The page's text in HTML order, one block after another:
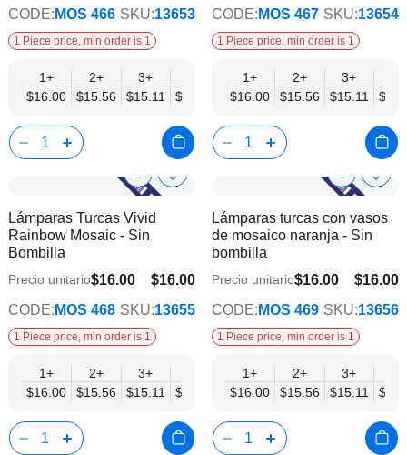
CODE: MOS 466 SKU:13653
1 Piece price, min order is 1
1+
$16.00
2+
$15.56
3+
$15.11
$14.67
9+
$14.22
12+
$13.78
15+
$13.34
CODE: MOS 467 SKU:13654
1 Piece price, min order is 1
1+
$16.00
2+
$15.56
3+
$15.11
Show
Info
Añadir
deseos
Lámparas Turcas Vivid
Rainbow Mosaic - Sin
Bombilla
$16.00
$12.45
Precio unitario$16.00
CODE: MOS 468 SKU:13655
1 Piece price, min order is 1
1+
$16.00
2+
$15.56
3+
$15.11
$14.67
9+
$14.22
12+
$13.78
15+
$13.34
Show
Info la
Lámparas turcas con vasos
de mosaico naranja - Sin
bombilla
$16.00
$12.45
Precio unitario$16.00
CODE: MOS 469 SKU:13656
1 Piece price, min order is 1
1+
$16.00
2+
$15.56
3+
$15.11